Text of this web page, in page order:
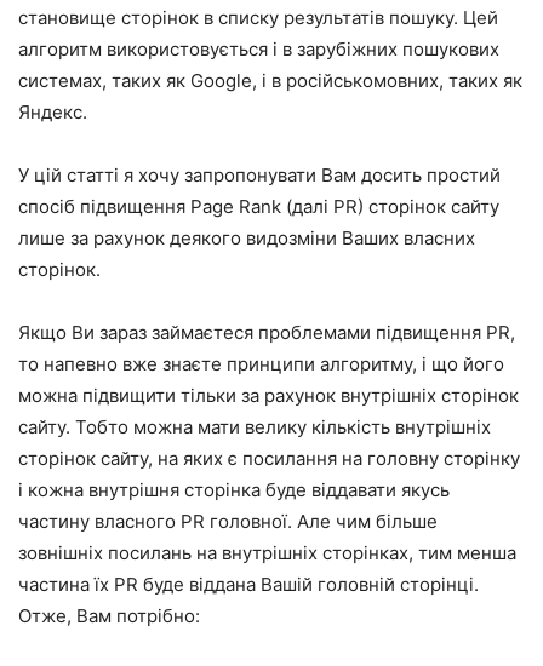
становище сторінок в списку результатів пошуку. Цей
алгоритм використовується і в зарубіжних пошукових
системах, таких як Google, і в російськомовних, таких як
Яндекс.
У цій статті я хочу запропонувати Вам досить простий
спосіб підвищення Page Rank (далі PR) сторінок сайту
лише за рахунок деякого видозміни Ваших власних
сторінок.
Якщо Ви зараз займаєтеся проблемами підвищення PR,
то напевно вже знаєте принципи алгоритму, і що його
можна підвищити тільки за рахунок внутрішніх сторінок
сайту. Тобто можна мати велику кількість внутрішніх
сторінок сайту, на яких є посилання на головну сторінку
і кожна внутрішня сторінка буде віддавати якусь
частину власного PR головної. Але чим більше
зовнішніх посилань на внутрішніх сторінках, тим менша
частина їх PR буде віддана Вашій головній сторінці.
Отже, Вам потрібно: